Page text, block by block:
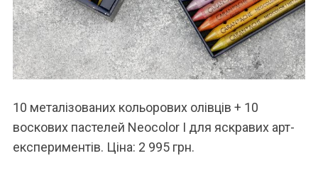
10 металізованих кольорових олівців + 10
воскових пастелей Neocolor I для яскравих арт-
експериментів. Ціна: 2 995 грн.